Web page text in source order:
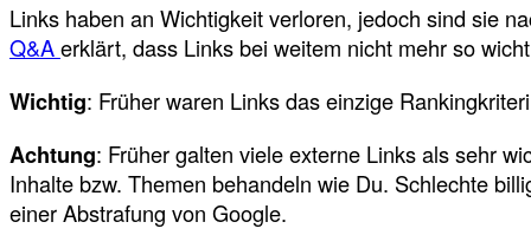
Links haben an Wichtigkeit verloren, jedoch sind sie
Q&Aerklärt, dass Links bei weitem nicht mehr so
Wichtig: Früher waren Links das einzige
Achtung: Früher galten viele externe Links als sehr
Inhalte bzw. Themen behandeln wie Du. Schlechte
einer Abstrafung von Google.